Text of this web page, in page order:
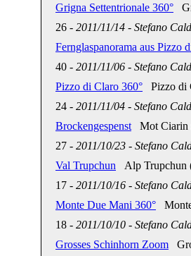
Grigna Settentrionale 360°
26 - 2011/11/14 - Stefano
Fernglaspanorama aus Pizzo
40 - 2011/11/06 - Stefano
Pizzo di Claro 360° Pizzo di
24 - 2011/11/04 - Stefano
Brockengespenst Mot Ciarin
27 - 2011/10/23 - Stefano
Val Trupchun Alp Trupchun
17 - 2011/10/16 - Stefano
Monte Due Mani 360°
18 - 2011/10/10 - Stefano
Grosses Schinhorn Zoom